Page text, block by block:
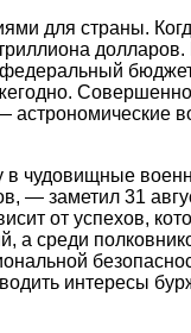
для страны.
долларов.
астрономические
в чудовищные
— заметил 31
от успехов,
среди
интересы